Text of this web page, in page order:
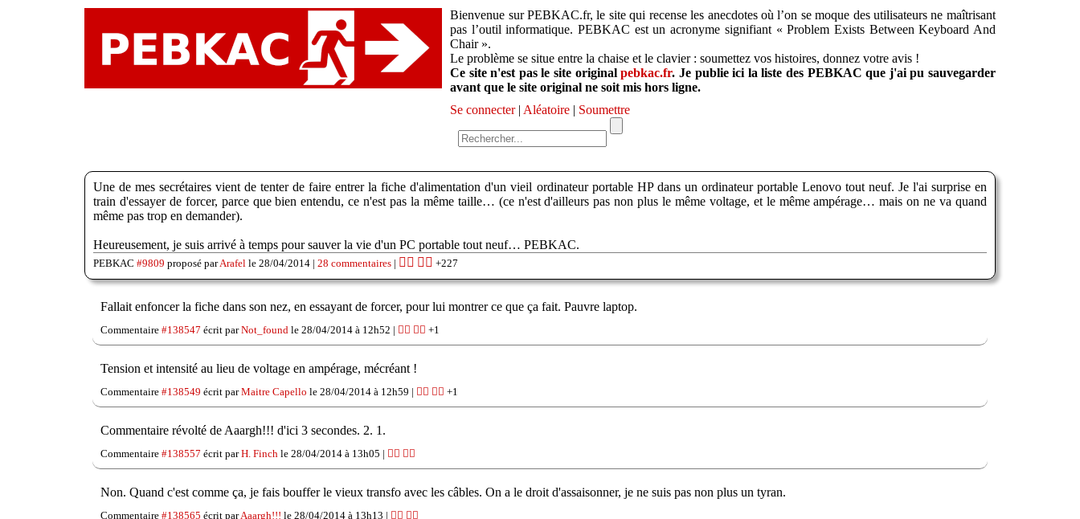
Bienvenue sur PEBKAC.fr, le site qui recense les anecdotes où l’on se moque des utilisateurs ne maîtrisant
pas l’outil informatique. PEBKAC est un acronyme signifiant « Problem Exists Between Keyboard And
Chair ».
Le problème se situe entre la chaise et le clavier : soumettez vos histoires, donnez votre avis !
Ce site n'est pas le site originalpebkac.fr. Je publie ici la liste des PEBKAC que j'ai pu sauvegarder
avant que le site original ne soit mis hors ligne.
Se connecter| Aléatoire | Soumettre
Une de mes secrétaires vient de tenter de faire entrer la fiche d'alimentation d'un vieil ordinateur portable HP dans un ordinateur portable Lenovo tout neuf. Je l'ai surprise en
train d'essayer de forcer, parce que bien entendu, ce n'est pas la même taille… (ce n'est d'ailleurs pas non plus le même voltage, et le même ampérage… mais on ne va quand
même pas trop en demander).
Heureusement, je suis arrivé à temps pour sauver la vie d'un PC portable tout neuf… PEBKAC.
PEBKAC#9809 proposé parArafel le 28/04/2014 |28 commentaires | 👍🏽 👎🏽 +227
Fallait enfoncer la fiche dans son nez, en essayant de forcer, pour lui montrer ce que ça fait. Pauvre laptop.
Commentaire#138547 écrit parNot_found le 28/04/2014 à 12h52 | 👍🏽 👎🏽 +1
Tension et intensité au lieu de voltage en ampérage, mécréant !
Commentaire#138549 écrit parMaitre Capello le 28/04/2014 à 12h59 | 👍🏽 👎🏽 +1
Commentaire révolté de Aaargh!!! d'ici 3 secondes. 2. 1.
Commentaire#138557 écrit parH. Finch le 28/04/2014 à 13h05 | 👍🏽 👎🏽
Non. Quand c'est comme ça, je fais bouffer le vieux transfo avec les câbles. On a le droit d'assaisonner, je ne suis pas non plus un tyran.
Commentaire#138565 écrit parAaargh!!! le 28/04/2014 à 13h13 | 👍🏽 👎🏽